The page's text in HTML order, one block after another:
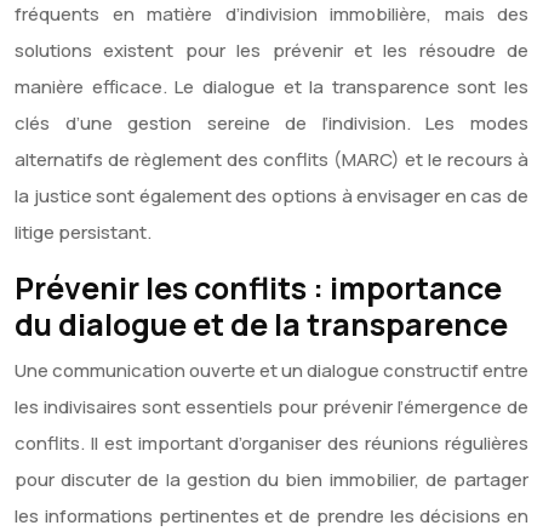
fréquents en matière d’indivision immobilière, mais des
solutions existent pour les prévenir et les résoudre de
manière efficace. Le dialogue et la transparence sont les
clés d’une gestion sereine de l’indivision. Les modes
alternatifs de règlement des conflits (MARC) et le recours à
la justice sont également des options à envisager en cas de
litige persistant.
Prévenir les conflits : importance
du dialogue et de la transparence
Une communication ouverte et un dialogue constructif entre
les indivisaires sont essentiels pour prévenir l’émergence de
conflits. Il est important d’organiser des réunions régulières
pour discuter de la gestion du bien immobilier, de partager
les informations pertinentes et de prendre les décisions en